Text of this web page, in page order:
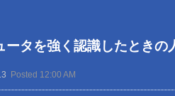
ータを強く認識したとき
Posted 12:00 AM